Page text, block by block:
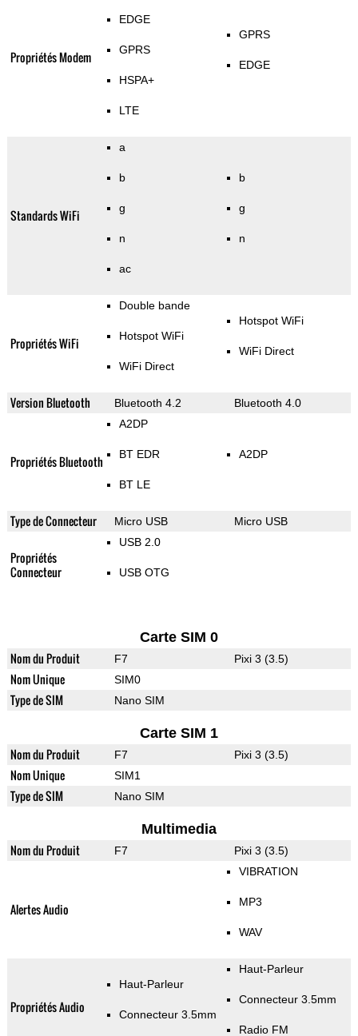
Propriétés Modem
EDGE
GPRS
HSPA+
LTE
GPRS
EDGE
Standards WiFi
a
b
g
n
ac
b
g
n
Propriétés WiFi
Double bande
Hotspot WiFi
WiFi Direct
Hotspot WiFi
WiFi Direct
Version Bluetooth Bluetooth 4.2 Bluetooth 4.0
Propriétés Bluetooth
A2DP
BT EDR
BT LE
A2DP
Type de Connecteur Micro USB Micro USB
Propriétés
Connecteur
USB 2.0
USB OTG
Carte SIM 0
Nom du Produit F7 Pixi 3 (3.5)
Nom Unique SIM0
Type de SIM Nano SIM
Carte SIM 1
Nom du Produit F7 Pixi 3 (3.5)
Nom Unique SIM1
Type de SIM Nano SIM
Multimedia
Nom du Produit F7 Pixi 3 (3.5)
Alertes Audio
VIBRATION
MP3
WAV
Propriétés Audio
Haut-Parleur
Connecteur 3.5mm
Haut-Parleur
Connecteur 3.5mm
Radio FM